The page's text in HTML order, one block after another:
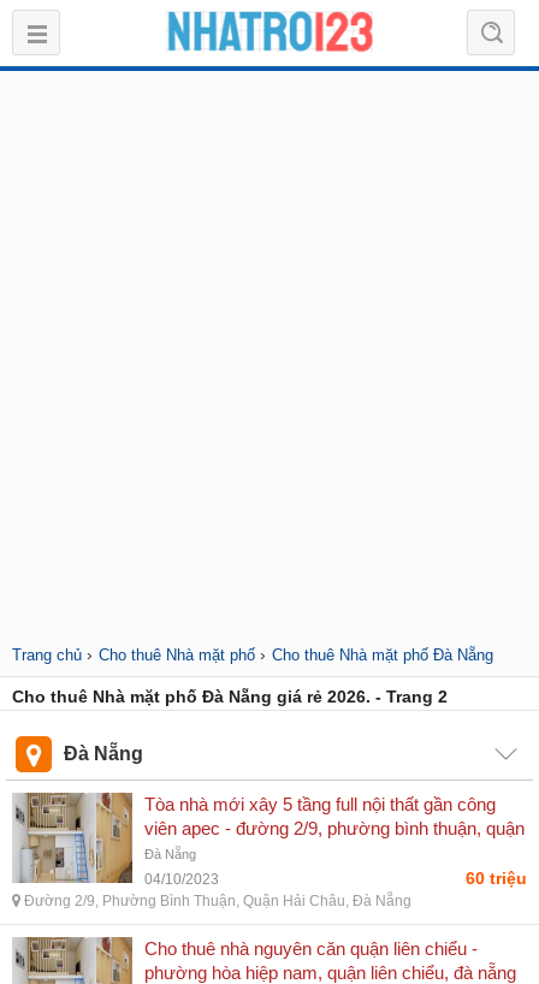
Trang chủ › Cho thuê Nhà mặt phố › Cho thuê Nhà mặt phố Đà Nẵng
Cho thuê Nhà mặt phố Đà Nẵng giá rẻ 2026. - Trang 2
Đà Nẵng
Tòa nhà mới xây 5 tầng full nội thất gần công
viên apec - đường 2/9, phường bình thuận, quận
hải châu, đà nẵng
Đà Nẵng
04/10/2023 60 triệu
Đường 2/9, Phường Bình Thuận, Quận Hải Châu, Đà Nẵng
Cho thuê nhà nguyên căn quận liên chiểu -
phường hòa hiệp nam, quận liên chiểu, đà nẵng